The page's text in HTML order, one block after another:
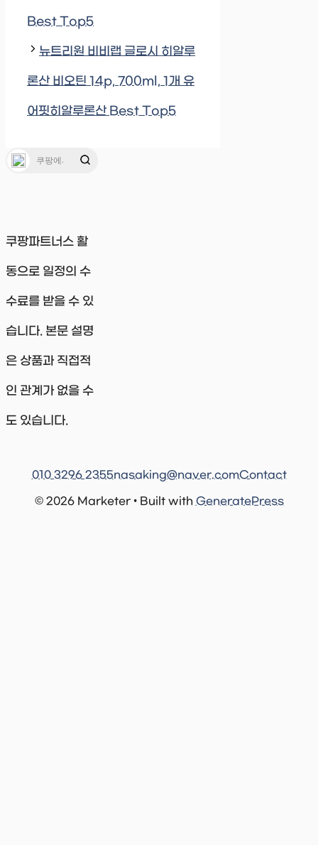
Best Top5
뉴트리원 비비랩 글로시 히알루
론산 비오틴 14p, 700ml, 1개 유
어핏히알루론산 Best Top5
쿠팡파트너스 활
동으로 일정의 수
수료를 받을 수 있
습니다. 본문 설명
은 상품과 직접적
인 관계가 없을 수
도 있습니다.
© 2026 Marketer • Built with GeneratePress
010 3296 2355nasaking@naver.comContact